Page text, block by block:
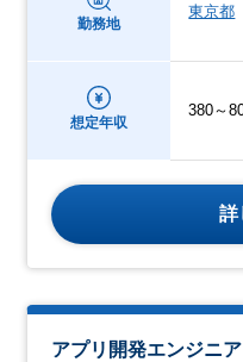
勤務地
東京都
想定年収
380～
詳
アプリ開発エンジニ